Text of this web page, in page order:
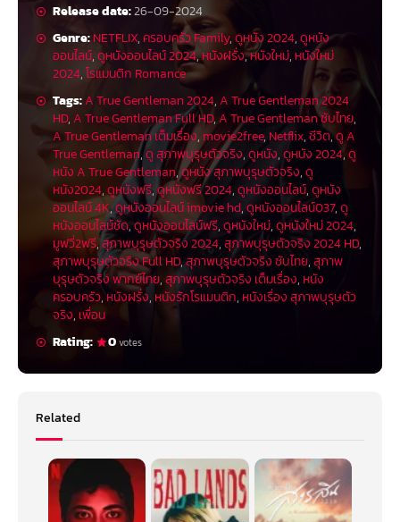
Release date:26-09-2024
Genre:NETFLIX, ครอบครัว Family,ดูหนัง 2024,ดูหนัง
ออนไลน์,ดูหนังออนไลน์ 2024,หนังฝรั่ง,หนังใหม่, หนังใหม่
2024,โรแมนติก Romance
Tags:A True Gentleman 2024,A True Gentleman 2024
HD, A True Gentleman Full HD,A True Gentleman ซับไทย,
A True Gentleman เต็มเรื่อง, movie2free, Netflix,ชีวิต,ดู A
True Gentleman,ดู สุภาพบุรุษตัวจริง,ดูหนัง,ดูหนัง 2024,ดู
หนัง A True Gentleman,ดูหนัง สุภาพบุรุษตัวจริง,ดู
หนัง2024,ดูหนังฟรี,ดูหนังฟรี 2024,ดูหนังออนไลน์,ดูหนัง
ออนไลน์ 4K,ดูหนังออนไลน์ imovie hd,ดูหนังออนไลน์037,ดู
หนังออนไลน์ชัด,ดูหนังออนไลน์ฟรี,ดูหนังใหม่,ดูหนังใหม่ 2024,
มูฟวี่2ฟรี,สุภาพบุรุษตัวจริง 2024,สุภาพบุรุษตัวจริง 2024 HD,
สุภาพบุรุษตัวจริง Full HD,สุภาพบุรุษตัวจริง ซับไทย,สุภาพ
บุรุษตัวจริง พากย์ไทย,สุภาพบุรุษตัวจริง เต็มเรื่อง, หนัง
ครอบครัว,หนังฝรั่ง, หนังรักโรแมนติก, หนังเรื่อง สุภาพบุรุษตัว
จริง, เพื่อน
Rating:
0votes
Related